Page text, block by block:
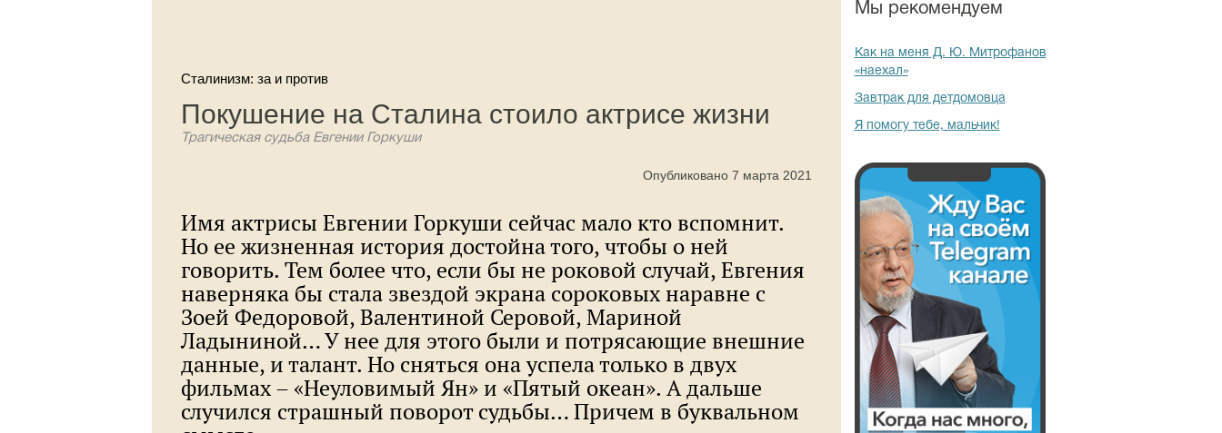
Сталинизм: за и против
Покушение на Сталина стоило актрисе жизни
Трагическая судьба Евгении Горкуши
Опубликовано 7 марта 2021
Имя актрисы Евгении Горкуши сейчас мало кто вспомнит.
Но ее жизненная история достойна того, чтобы о ней
говорить. Тем более что, если бы не роковой случай, Евгения
наверняка бы стала звездой экрана сороковых наравне с
Зоей Федоровой, Валентиной Серовой, Мариной
Ладыниной… У нее для этого были и потрясающие внешние
данные, и талант. Но сняться она успела только в двух
фильмах – «Неуловимый Ян» и «Пятый океан». А дальше
случился страшный поворот судьбы… Причем в буквальном
Мы рекомендуем
Как на меня Д. Ю. Митрофанов
«наехал»
Завтрак для детдомовца
Я помогу тебе, мальчик!